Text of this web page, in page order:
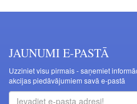
JAUNUMI E-PASTĀ
Uzziniet visu pirmais - saņemiet
akcijas piedāvājumiem savā e-pastā